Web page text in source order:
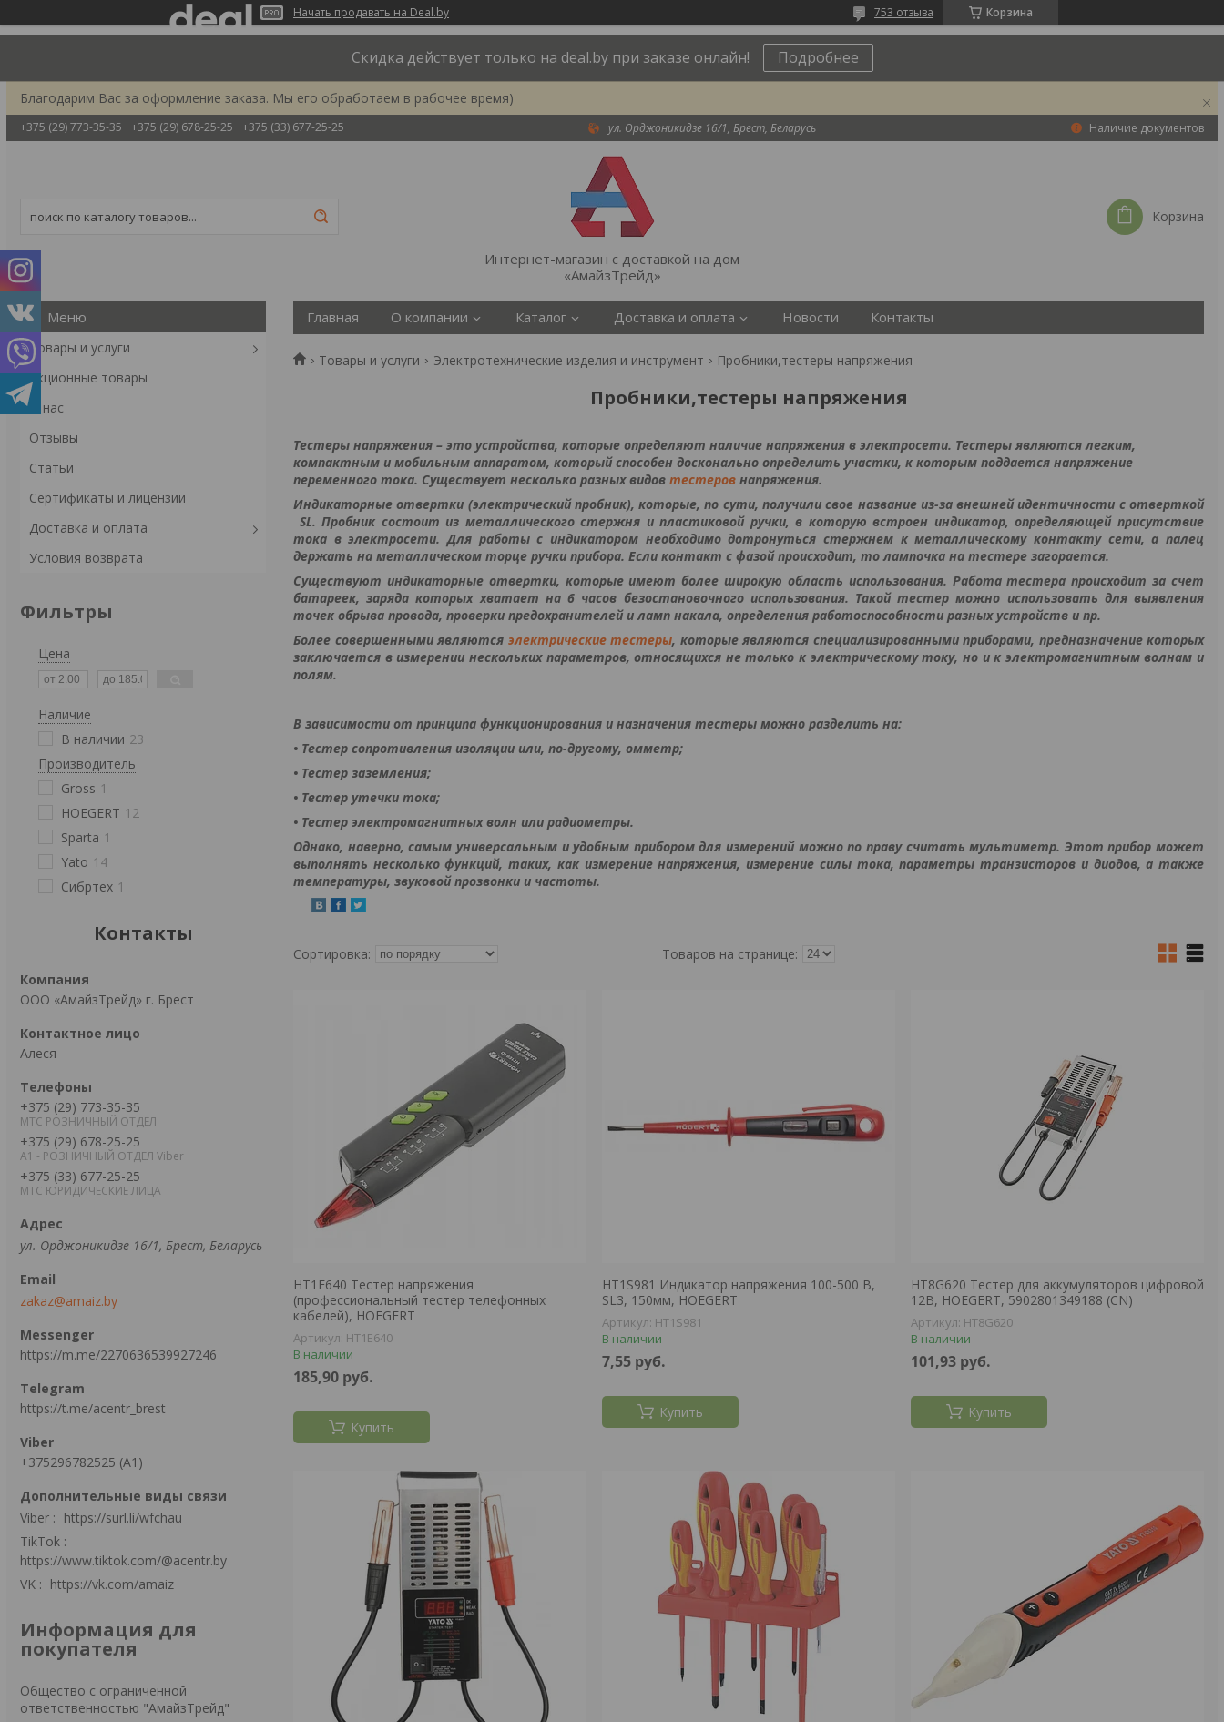
Начать продавать на Deal.by Корзина
753 отзыва
Скидка действует только на deal.by при заказе онлайн! Подробнее
Благодарим Вас за оформление заказа. Мы его обработаем в рабочее время)
+375 (29) 773-35-35 +375 (29) 678-25-25 +375 (33) 677-25-25 ул. Орджоникидзе 16/1, Брест, Беларусь Наличие документов
Интернет-магазин с доставкой на дом
«АмайзТрейд»
Корзина
Товары и услуги
Акционные товары
О нас
Отзывы
Статьи
Сертификаты и лицензии
Доставка и оплата
Условия возврата
Фильтры
Цена
Наличие
В наличии 23
Производитель
Gross 1
HOEGERT 12
Sparta 1
Yato 14
Сибртех 1
Контакты
ООО «АмайзТрейд» г. Брест
Алеся
+375 (29) 773-35-35
МТС РОЗНИЧНЫЙ ОТДЕЛ
+375 (29) 678-25-25
А1 - РОЗНИЧНЫЙ ОТДЕЛ Viber
+375 (33) 677-25-25
МТС ЮРИДИЧЕСКИЕ ЛИЦА
ул. Орджоникидзе 16/1, Брест, Беларусь
zakaz@amaiz.by
https://m.me/2270636539927246
https://t.me/acentr_brest
+375296782525 (А1)
Viber
https://surl.li/wfchau
TikTok
https://www.tiktok.com/@acentr.by
VK
https://vk.com/amaiz
Информация для
покупателя
Общество с ограниченной
ответственностью "АмайзТрейд"
Главная О компании Каталог Доставка и оплата Новости Контакты
Товары и услуги Электротехнические изделия и инструмент Пробники,тестеры напряжения
Пробники,тестеры напряжения
Тестеры напряжения – это устройства, которые определяют наличие напряжения в электросети. Тестеры являются легким,
компактным и мобильным аппаратом, который способен досконально определить участки, к которым поддается напряжение
переменного тока. Существует несколько разных видов тестеров напряжения.
Индикаторные отвертки (электрический пробник), которые, по сути, получили свое название из-за внешней идентичности с отверткой
SL. Пробник состоит из металлического стержня и пластиковой ручки, в которую встроен индикатор, определяющей присутствие
тока в электросети. Для работы с индикатором необходимо дотронуться стержнем к металлическому контакту сети, а палец
держать на металлическом торце ручки прибора. Если контакт с фазой происходит, то лампочка на тестере загорается.
Существуют индикаторные отвертки, которые имеют более широкую область использования. Работа тестера происходит за счет
батареек, заряда которых хватает на 6 часов безостановочного использования. Такой тестер можно использовать для выявления
точек обрыва провода, проверки предохранителей и ламп накала, определения работоспособности разных устройств и пр.
Более совершенными являются электрические тестеры, которые являются специализированными приборами, предназначение которых
заключается в измерении нескольких параметров, относящихся не только к электрическому току, но и к электромагнитным волнам и
полям.
В зависимости от принципа функционирования и назначения тестеры можно разделить на:
• Тестер сопротивления изоляции или, по-другому, омметр;
• Тестер заземления;
• Тестер утечки тока;
• Тестер электромагнитных волн или радиометры.
Однако, наверно, самым универсальным и удобным прибором для измерений можно по праву считать мультиметр. Этот прибор может
выполнять несколько функций, таких, как измерение напряжения, измерение силы тока, параметры транзисторов и диодов, а также
температуры, звуковой прозвонки и частоты.
HT1E640 Тестер напряжения
(профессиональный тестер телефонных
кабелей), HOEGERT
HT1E640
В наличии
185,90 руб.
Купить
HT1S981 Индикатор напряжения 100-500 В,
SL3, 150мм, HOEGERT
HT1S981
В наличии
7,55 руб.
Купить
HT8G620 Тестер для аккумуляторов цифровой
12В, HOEGERT, 5902801349188 (CN)
HT8G620
В наличии
101,93 руб.
Купить